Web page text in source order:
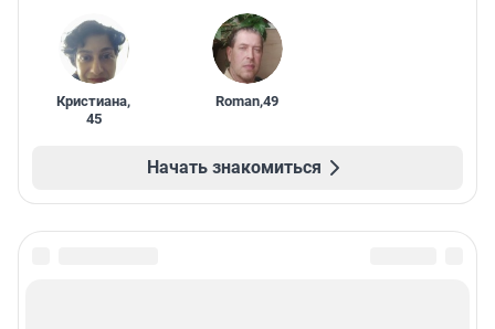
Кристиана,
45
Roman,49
Начать знакомиться